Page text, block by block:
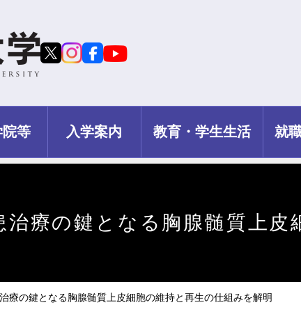
等 入学案内 教育・学生生活 就
治療の鍵となる胸腺髄質上
療の鍵となる胸腺髄質上皮細胞の維持と再生の仕組みを解明